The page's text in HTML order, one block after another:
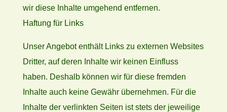
wir diese Inhalte umgehend entfernen.
Haftung für Links
Unser Angebot enthält Links zu externen Websites
Dritter, auf deren Inhalte wir keinen Einfluss
haben. Deshalb können wir für diese fremden
Inhalte auch keine Gewähr übernehmen. Für die
Inhalte der verlinkten Seiten ist stets der jeweilige